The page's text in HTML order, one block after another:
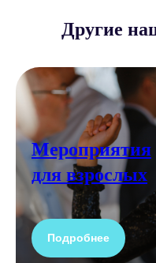
Другие
Мероприятия
для взрослых
Подробнее